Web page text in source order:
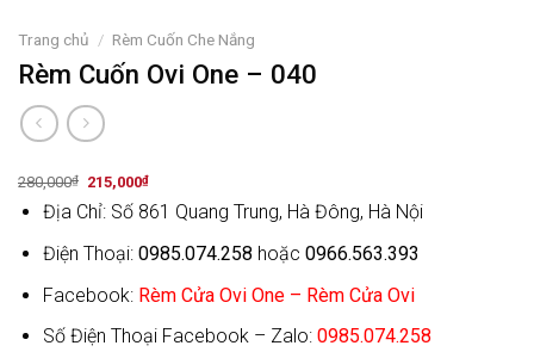
Trang chủ / Rèm Cuốn Che Nắng
Rèm Cuốn Ovi One – 040
280,000₫
Original
was:
215,000₫Current
is:
Địa Chỉ: Số 861 Quang Trung, Hà Đông, Hà Nội
Điện Thoại: 0985.074.258 hoặc 0966.563.393
Facebook: Rèm Cửa Ovi One – Rèm Cửa Ovi
Số Điện Thoại Facebook – Zalo: 0985.074.258